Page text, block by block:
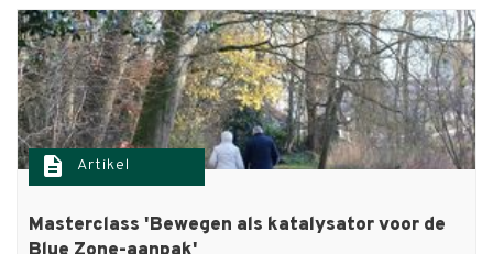
description Artikel
Masterclass 'Bewegen als katalysator voor de